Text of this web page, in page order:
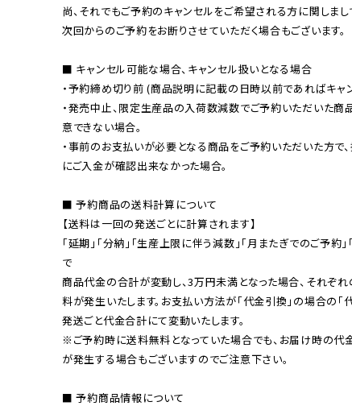
尚、それでもご予約のキャンセルをご希望される方に関しまし
次回からのご予約をお断りさせていただく場合もございます。
■ キャンセル可能な場合、キャンセル扱いとなる場合
・予約締め切り前 (商品説明に記載の日時以前であればキャ
・発売中止、限定生産品の入荷数減数でご予約いただいた商
意できない場合。
・事前のお支払いが必要となる商品をご予約いただいた方で
にご入金が確認出来なかった場合。
■ 予約商品の送料計算について
【送料は一回の発送ごとに計算されます】
「延期」「分納」「生産上限に伴う減数」「月またぎでのご予約
で
商品代金の合計が変動し、3万円未満となった場合、それぞ
料が発生いたします。お支払い方法が「代金引換」の場合の「
※ご予約時に送料無料となっていた場合でも、お届け時の代
が発生する場合もございますのでご注意下さい。
■ 予約商品情報について